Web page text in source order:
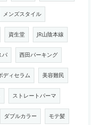
メンズスタイル
資生堂 JR山陰本線
パ 西田パーキング
ディセラム 美容難民
ストレートパーマ
ダブルカラー モテ髪